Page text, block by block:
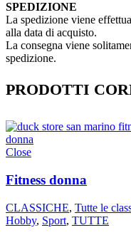
SPEDIZIONE
La spedizione viene
alla data di acquisto.
La consegna viene
spedizione.
PRODOTTI
Close
Fitness donna
CLASSICHE, Tutte le
Hobby, Sport, TUTTE